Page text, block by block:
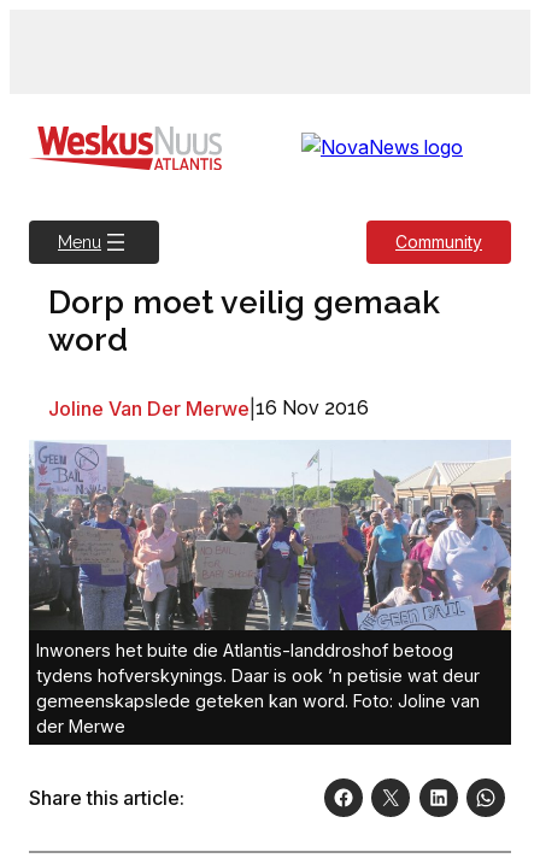
Menu Community
Dorp moet veilig gemaak
word
Joline Van Der Merwe 16 Nov 2016
Inwoners het buite die Atlantis-landdroshof betoog
tydens hofverskynings. Daar is ook ’n petisie wat deur
gemeenskapslede geteken kan word. Foto: Joline van
der Merwe
Share this article: